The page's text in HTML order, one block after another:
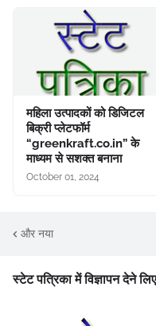
महिला उत्पादकों को डिजिटल
बिक्री प्लेटफॉर्म
“greenkraft.co.in” के
माध्यम से सशक्त बनाना
October 01, 2024
और नया
स्टेट पत्रिका में विज्ञापन देने